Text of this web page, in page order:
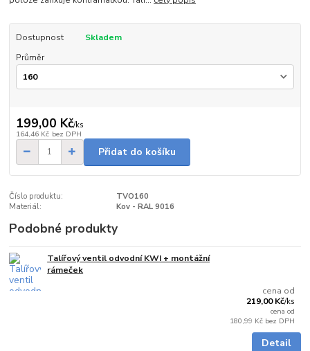
Dostupnost
Skladem
Průměr
199,00 Kč/ks
164,46 Kč bez DPH
Přidat do košíku
Číslo produktu:
TVO160
Materiál:
Kov - RAL 9016
Podobné produkty
Talířový ventil odvodní KWI + montážní
rámeček
cena od
219,00 Kč/ks
cena od
180,99 Kč bez DPH
Detail